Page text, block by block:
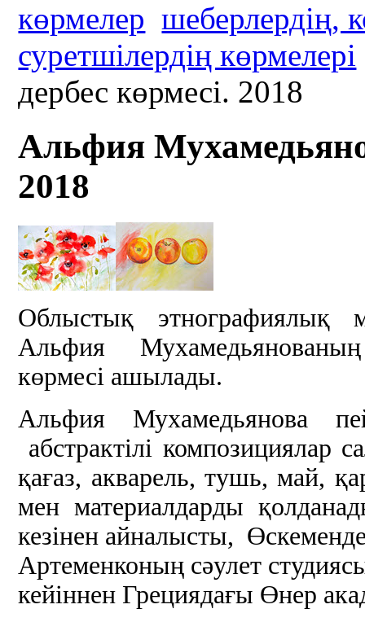
көрмелер шеберлердің,
суретшілердің көрмелері
дербес көрмесі. 2018
Альфия
2018
Облыстық этнографиялық
Альфия
көрмесі ашылады.
Альфия Мухамедьянова
абстрактілі
қағаз, акварель, тушь, май,
мен материалдарды
кезінен айналысты,
Артеменконың сәулет
кейіннен Грециядағы Өнер